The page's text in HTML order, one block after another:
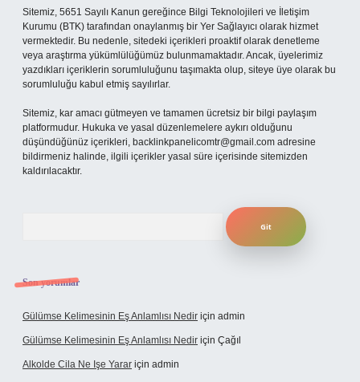
Sitemiz, 5651 Sayılı Kanun gereğince Bilgi Teknolojileri ve İletişim
Kurumu (BTK) tarafından onaylanmış bir Yer Sağlayıcı olarak hizmet
vermektedir. Bu nedenle, sitedeki içerikleri proaktif olarak denetleme
veya araştırma yükümlülüğümüz bulunmamaktadır. Ancak, üyelerimiz
yazdıkları içeriklerin sorumluluğunu taşımakta olup, siteye üye olarak bu
sorumluluğu kabul etmiş sayılırlar.
Sitemiz, kar amacı gütmeyen ve tamamen ücretsiz bir bilgi paylaşım
platformudur. Hukuka ve yasal düzenlemelere aykırı olduğunu
düşündüğünüz içerikleri, backlinkpanelicomtr@gmail.com adresine
bildirmeniz halinde, ilgili içerikler yasal süre içerisinde sitemizden
kaldırılacaktır.
Son yorumlar
Gülümse Kelimesinin Eş Anlamlısı Nedir için admin
Gülümse Kelimesinin Eş Anlamlısı Nedir için Çağıl
Alkolde Cila Ne Işe Yarar için admin